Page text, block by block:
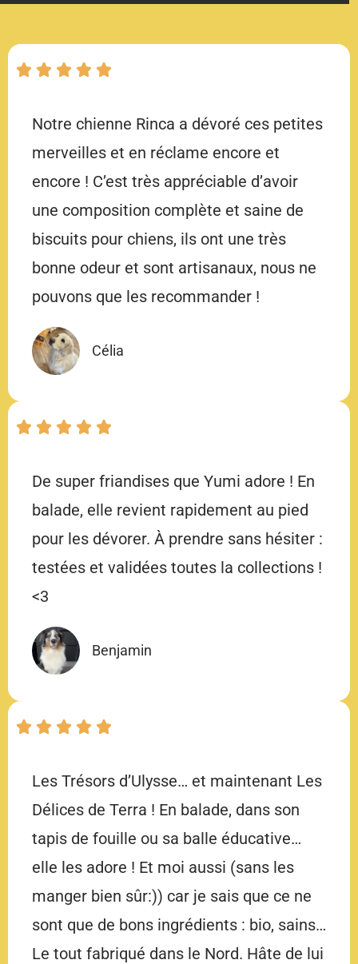
Notre chienne Rinca a dévoré ces petites
merveilles et en réclame encore et
encore ! C’est très appréciable d’avoir
une composition complète et saine de
biscuits pour chiens, ils ont une très
bonne odeur et sont artisanaux, nous ne
pouvons que les recommander !
Célia
De super friandises que Yumi adore ! En
balade, elle revient rapidement au pied
pour les dévorer. À prendre sans hésiter :
testées et validées toutes la collections !
<3
Benjamin
Les Trésors d’Ulysse… et maintenant Les
Délices de Terra ! En balade, dans son
tapis de fouille ou sa balle éducative…
elle les adore ! Et moi aussi (sans les
manger bien sûr:)) car je sais que ce ne
sont que de bons ingrédients : bio, sains…
Le tout fabriqué dans le Nord. Hâte de lui